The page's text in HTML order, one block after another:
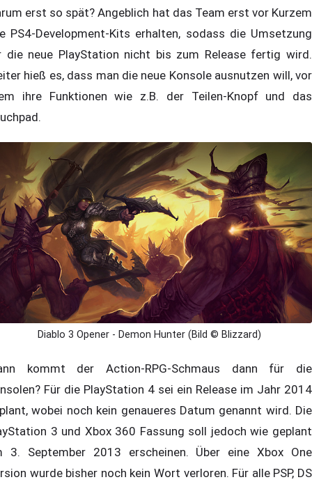
erst so spät? Angeblich hat das Team erst vor Kurzem
PS4-Development-Kits erhalten, sodass die Umsetzung
die neue PlayStation nicht bis zum Release fertig wird.
hieß es, dass man die neue Konsole ausnutzen will, vor
ihre Funktionen wie z.B. der Teilen-Knopf und das
Diablo 3 Opener - Demon Hunter (Bild © Blizzard)
kommt der Action-RPG-Schmaus dann für die
Für die PlayStation 4 sei ein Release im Jahr 2014
wobei noch kein genaueres Datum genannt wird. Die
3 und Xbox 360 Fassung soll jedoch wie geplant
3. September 2013 erscheinen. Über eine Xbox One
wurde bisher noch kein Wort verloren. Für alle PSP, DS